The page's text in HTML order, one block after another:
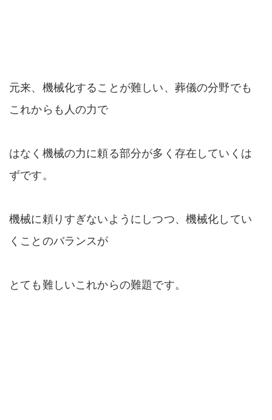
元来、機械化することが難しい、葬儀の分野でも
これからも人の力で
はなく機械の力に頼る部分が多く存在していくは
ずです。
機械に頼りすぎないようにしつつ、機械化してい
くことのバランスが
とても難しいこれからの難題です。